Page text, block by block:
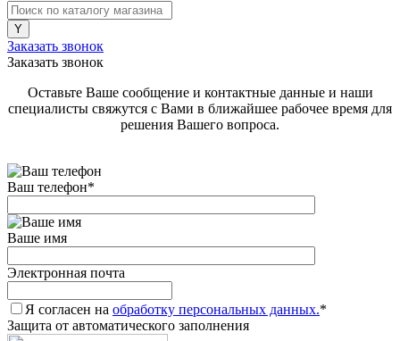
Заказать звонок
Заказать звонок
Оставьте Ваше сообщение и контактные данные и наши
специалисты свяжутся с Вами в ближайшее рабочее время для
решения Вашего вопроса.
Ваш телефон*
Ваше имя
Электронная почта
Я согласен на обработку персональных данных.*
Защита от автоматического заполнения